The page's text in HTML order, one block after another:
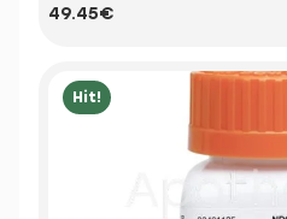
49.45€
Hit!